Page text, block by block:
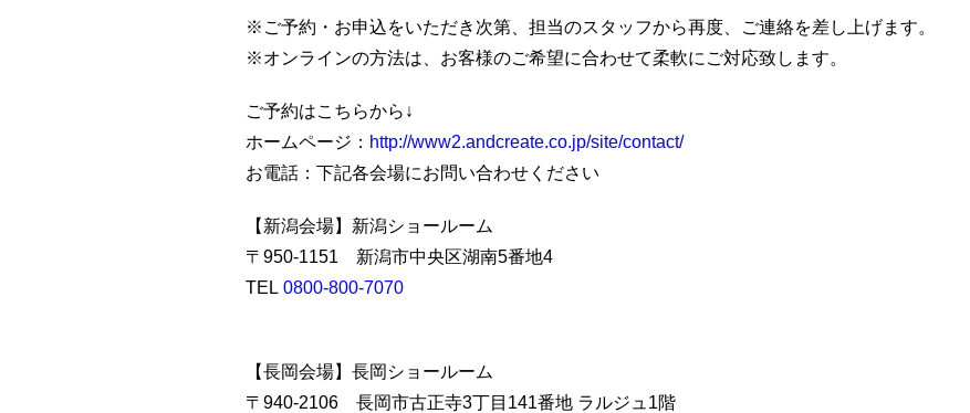
※ご予約・お申込をいただき次第、担当のスタッフから再度、ご連絡を差し上げます。
※オンラインの方法は、お客様のご希望に合わせて柔軟にご対応致します。
ご予約はこちらから↓
ホームページ： http://www2.andcreate.co.jp/site/contact/
お電話：下記各会場にお問い合わせください
【新潟会場】新潟ショールーム
〒950-1151 新潟市中央区湖南5番地4
TEL 0800-800-7070
【長岡会場】長岡ショールーム
〒940-2106 長岡市古正寺3丁目141番地 ラルジュ1階